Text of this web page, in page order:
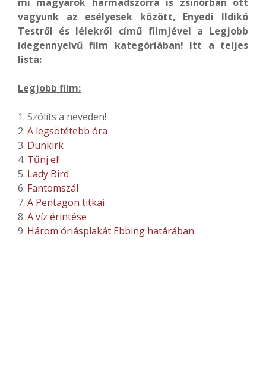
vagyunk az esélyesek között, Enyedi Ildikó
Testről és lélekről című filmjével a Legjobb
idegennyelvű film kategóriában! Itt a teljes
lista:
Legjobb film:
1. Szólíts a neveden!
2. A legsötétebb óra
3. Dunkirk
4. Tűnj el!
5. Lady Bird
6. Fantomszál
7. A Pentagon titkai
8. A víz érintése
9. Három óriásplakát Ebbing határában